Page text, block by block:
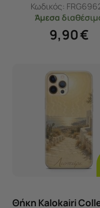
Κωδικός:
Άμεσα
9,90€
Θήκη Kalokairi